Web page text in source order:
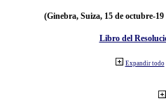
(Ginebra, Suiza, 15 de octubre-19
Libro del
Expandir todo